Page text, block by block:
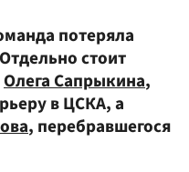
потеряла
стоит
Олега Сапрыкина,
в ЦСКА, а
, перебравшегося